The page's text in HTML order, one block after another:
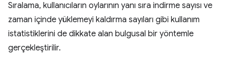
Sıralama, kullanıcıların oylarının yanı sıra indirme sayısı ve
zaman içinde yüklemeyi kaldırma sayıları gibi kullanım
istatistiklerini de dikkate alan bulgusal bir yöntemle
gerçekleştirilir.